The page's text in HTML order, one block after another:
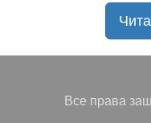
на замену старому? В
радостью
чудесную подборку
Все права